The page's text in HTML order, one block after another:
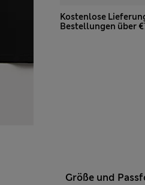
Kostenlose
Bestellungen über
Größe und